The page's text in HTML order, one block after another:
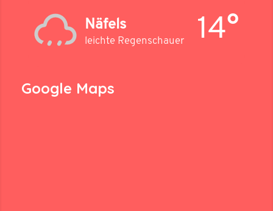
Näfels
leichte Regenschauer 14°
Google Maps